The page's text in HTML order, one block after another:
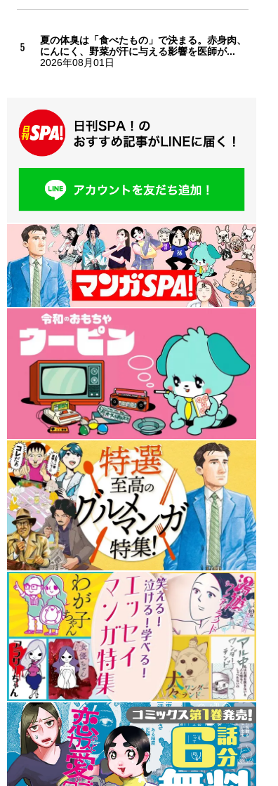
夏の体臭は「食べたもの」で決まる。赤身肉、
にんにく、野菜が汗に与える影響を医師が...
2026年08月01日